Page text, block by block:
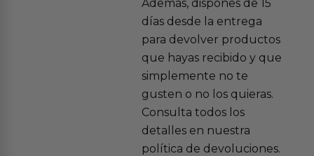
Además, dispones de 15
días desde la entrega
para devolver productos
que hayas recibido y que
simplemente no te
gusten o no los quieras.
Consulta todos los
detalles en nuestra
política de devoluciones.